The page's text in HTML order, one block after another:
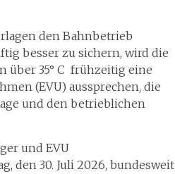
den Bahnbetrieb
besser zu sichern, wird die
über 35° C frühzeitig eine
(EVU) aussprechen, die
und den betrieblichen
und EVU
den 30. Juli 2026, bundesweit